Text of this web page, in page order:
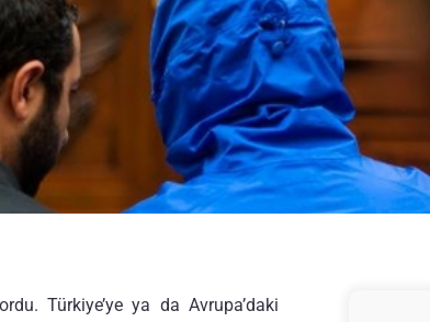
Türkiye’ye ya da Avrupa’daki